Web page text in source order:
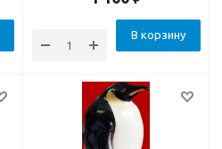
В корзину